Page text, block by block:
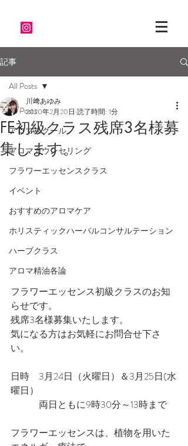
記事
All Posts
アロマスクール
アロマカウンセリング
フラワーエッセンスクラス
イベント
おすすめのアロマケア
ホリスティックハーバルコンサルテーション
ハーブクラス
アロマ精油各論
All Posts
FE初級クラス残席3名様募
集します。
川﨑あゆみ
2020年2月20日 読了時間: 1分
フラワーエッセンス初級クラスのお知
らせです。
残席3名様募集いたします。
気になる方はお気軽にお問合せ下さ
い。
日時　3月24日（火曜日）＆3月25日(水
曜日）
両日ともに9時30分～13時まで
フラワーエッセンスは、植物を用いた